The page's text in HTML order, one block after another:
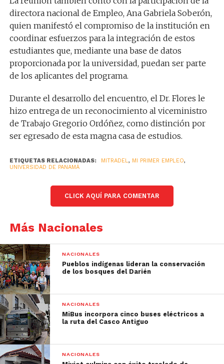
directora nacional de Empleo, Ana Gabriela Soberón,
quien manifestó el compromiso de la institución en
coordinar esfuerzos para la integración de estos
estudiantes que, mediante una base de datos
proporcionada por la universidad, puedan ser parte
de los aplicantes del programa.
Durante el desarrollo del encuentro, el Dr. Flores le
hizo entrega de un reconocimiento al viceministro
de Trabajo Gregorio Ordóñez, como distinción por
ser egresado de esta magna casa de estudios.
ETIQUETAS RELACIONADAS: MITRADEL, MI PRIMER EMPLEO,
UNIVERSIDAD DE PANAMÁ
CLICK AQUÍ PARA COMENTAR
Más Nacionales
NACIONALES
Pueblos indígenas lideran la conservación
de los bosques del Darién
NACIONALES
MiBus incorpora cinco buses eléctricos a
la ruta del Casco Antiguo
NACIONALES